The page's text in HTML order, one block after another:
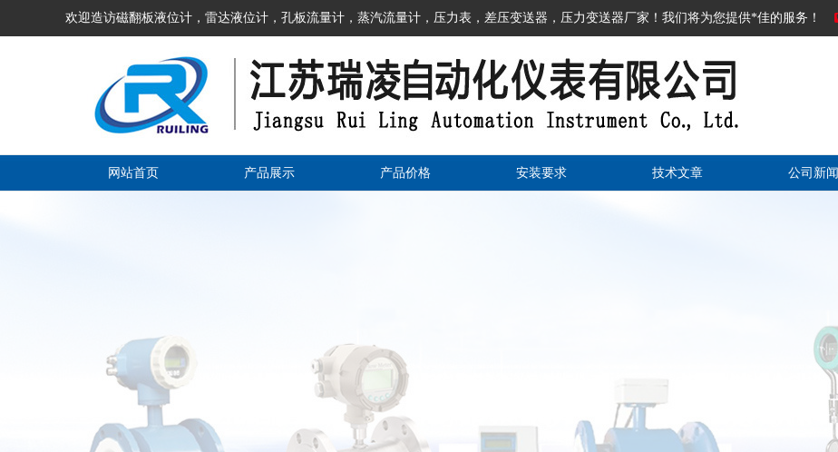
欢迎造访磁翻板液位计，雷达液位计，孔板流量计，蒸汽流量计，压力表，差压变送器，压力变送器厂家！我们将为您提供*佳的服务！
网站首页 产品展示 产品价格 安装要求 技术文章 公司新闻